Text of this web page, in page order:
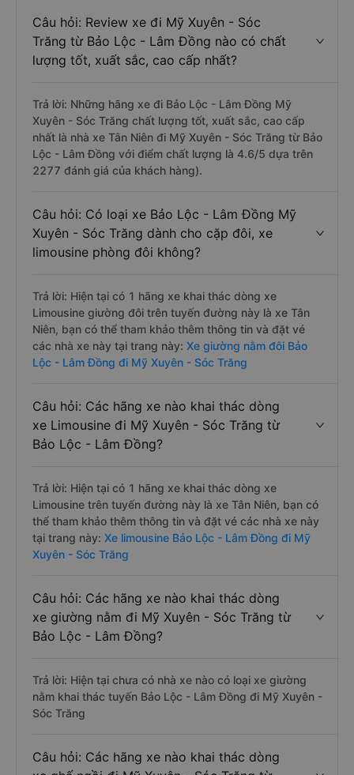
Câu hỏi: Review xe đi Mỹ Xuyên - Sóc
Trăng từ Bảo Lộc - Lâm Đồng nào có chất
lượng tốt, xuất sắc, cao cấp nhất?
Trả lời: Những hãng xe đi Bảo Lộc - Lâm Đồng Mỹ
Xuyên - Sóc Trăng chất lượng tốt, xuất sắc, cao cấp
nhất là nhà xe Tân Niên đi Mỹ Xuyên - Sóc Trăng từ Bảo
Lộc - Lâm Đồng với điểm chất lượng là 4.6/5 dựa trên
2277 đánh giá của khách hàng).
Câu hỏi: Có loại xe Bảo Lộc - Lâm Đồng Mỹ
Xuyên - Sóc Trăng dành cho cặp đôi, xe
limousine phòng đôi không?
Trả lời: Hiện tại có 1 hãng xe khai thác dòng xe
Limousine giường đôi trên tuyến đường này là xe Tân
Niên, bạn có thể tham khảo thêm thông tin và đặt vé
các nhà xe này tại trang này: Xe giường nằm đôi Bảo
Lộc - Lâm Đồng đi Mỹ Xuyên - Sóc Trăng
Câu hỏi: Các hãng xe nào khai thác dòng
xe Limousine đi Mỹ Xuyên - Sóc Trăng từ
Bảo Lộc - Lâm Đồng?
Trả lời: Hiện tại có 1 hãng xe khai thác dòng xe
Limousine trên tuyến đường này là xe Tân Niên, bạn có
thể tham khảo thêm thông tin và đặt vé các nhà xe này
tại trang này: Xe limousine Bảo Lộc - Lâm Đồng đi Mỹ
Xuyên - Sóc Trăng
Câu hỏi: Các hãng xe nào khai thác dòng
xe giường nằm đi Mỹ Xuyên - Sóc Trăng từ
Bảo Lộc - Lâm Đồng?
Trả lời: Hiện tại chưa có nhà xe nào có loại xe giường
nằm khai thác tuyến Bảo Lộc - Lâm Đồng đi Mỹ Xuyên -
Sóc Trăng
Câu hỏi: Các hãng xe nào khai thác dòng